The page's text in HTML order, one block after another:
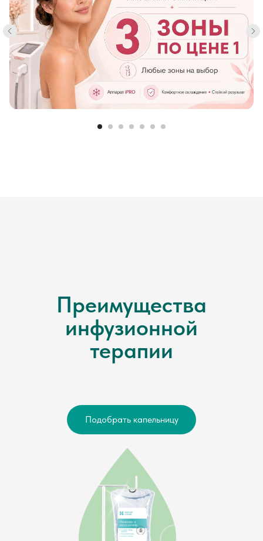
Преимущества
инфузионной
терапии
Подобрать капельницу